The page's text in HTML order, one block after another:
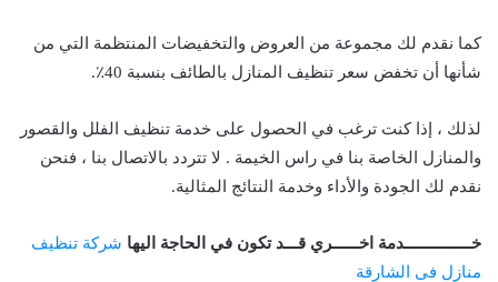
كما نقدم لك مجموعة من العروض والتخفيضات المنتظمة التي من
شأنها أن تخفض سعر تنظيف المنازل بالطائف بنسبة 40٪.
لذلك ، إذا كنت ترغب في الحصول على خدمة تنظيف الفلل والقصور
والمنازل الخاصة بنا في راس الخيمة . لا تتردد بالاتصال بنا ، فنحن
نقدم لك الجودة والأداء وخدمة النتائج المثالية.
خـــــــــــــــدمة اخــــــري قـــد تكون في الحاجة اليها شركة تنظيف
منازل فى الشارقة